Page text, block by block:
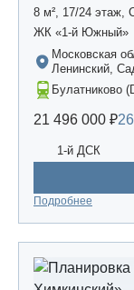
8 м², 17/24 этаж,
ЖК «1-й Южный»
Московская
Ленинский,
Булатниково
21 496 000 ₽
1-й ДСК
Подробнее